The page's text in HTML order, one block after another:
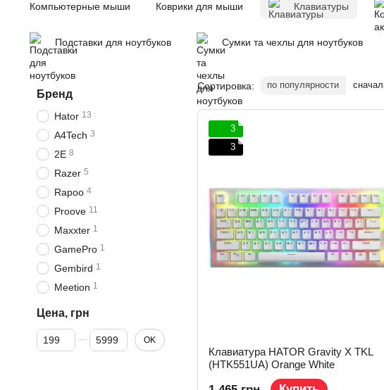
Компьютерные мыши Коврики для мыши Клавиатуры
Подставки для ноутбуков Сумки та чехлы для ноутбуков
Сортировка: по популярности
3
3
Клавиатура HATOR Gravity X TKL
(HTK551UA) Orange White
Бренд
Hator 13
A4Tech 3
2E 8
Razer 5
Rapoo 4
Proove 11
Maxxter 1
GamePro 1
Gembird 1
Meetion 1
Цена, грн
От Цена, грн
До Цена, грн OK